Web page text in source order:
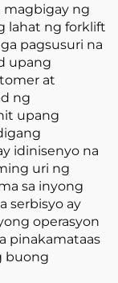
magbigay ng
lahat ng forklift
pagsusuri na
upang
at
ng
upang
idinisenyo na
uri ng
sa inyong
serbisyo ay
operasyon
pinakamataas
buong